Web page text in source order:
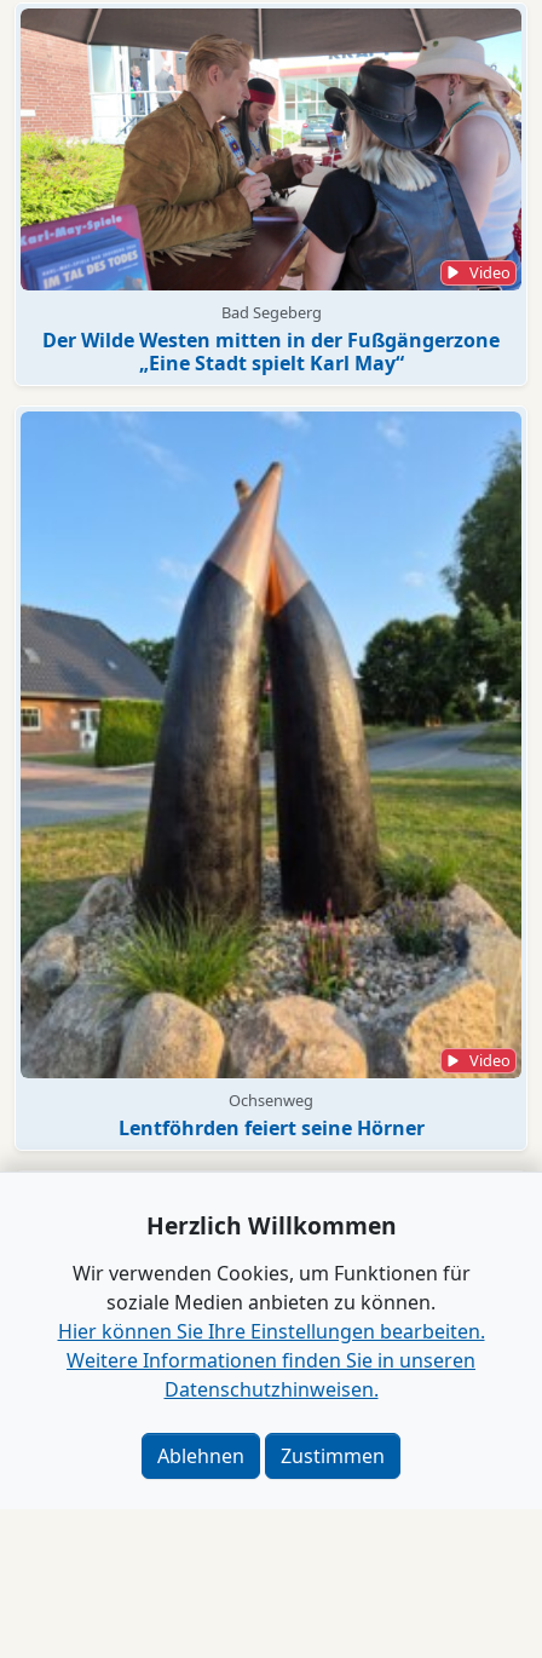
Video
Bad Segeberg
Der Wilde Westen mitten in der Fußgängerzone
„Eine Stadt spielt Karl May“
Video
Ochsenweg
Lentföhrden feiert seine Hörner
Schienenersatzverkehr
Herzlich Willkommen
Wir verwenden Cookies, um Funktionen für
soziale Medien anbieten zu können.
Hier können Sie Ihre Einstellungen bearbeiten.
Weitere Informationen finden Sie in unseren
Datenschutzhinweisen.
Ablehnen Zustimmen